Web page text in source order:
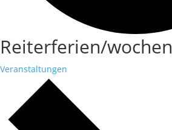
Reiterferien/wochen
Veranstaltungen